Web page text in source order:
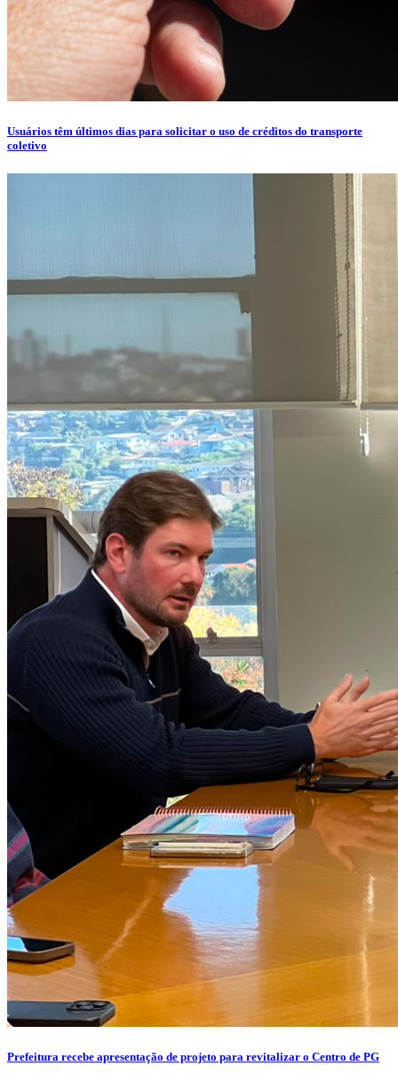
Usuários têm últimos dias para solicitar o uso de créditos do transporte
coletivo
Prefeitura recebe apresentação de projeto para revitalizar o Centro de PG